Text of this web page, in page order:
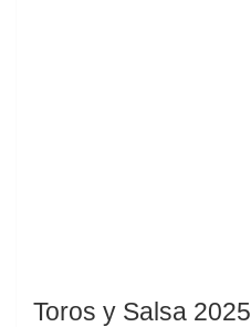
Toros y Salsa 2025